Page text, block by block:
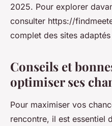
2025. Pour explorer
consulter https://
complet des sites
Conseils et
optimiser ses
Pour maximiser vos
rencontre, il est essentiel